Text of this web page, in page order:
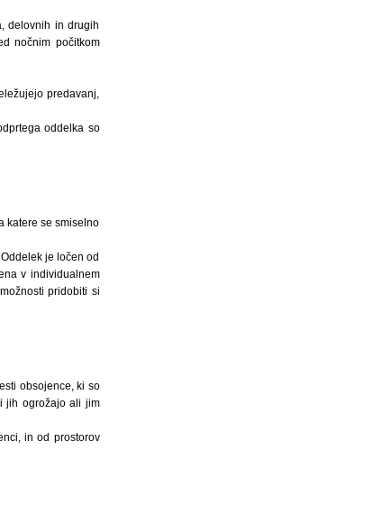
delovnih in drugih
nočnim počitkom
predavanj,
oddelka so
katere se smiselno
je ločen od
v individualnem
pridobiti si
obsojence, ki so
jih ogrožajo ali jim
in od prostorov